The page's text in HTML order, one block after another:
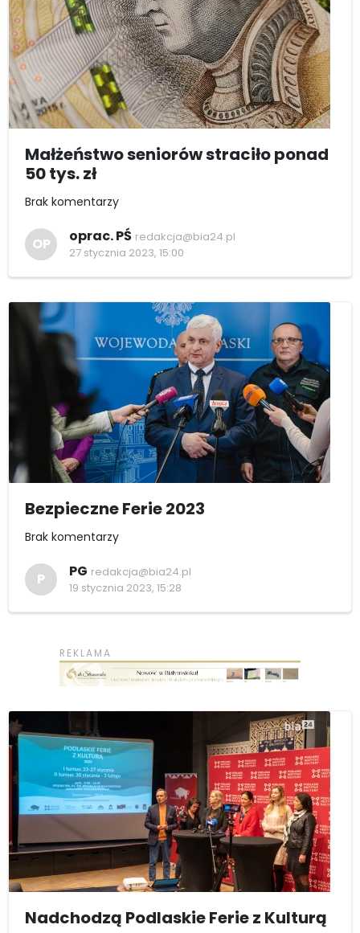
Małżeństwo seniorów straciło ponad
50 tys. zł
Brak komentarzy
OP oprac. PŚ redakcja@bia24.pl
27 stycznia 2023, 15:00
Bezpieczne Ferie 2023
Brak komentarzy
P PG redakcja@bia24.pl
19 stycznia 2023, 15:28
Nadchodzą Podlaskie Ferie z Kulturą